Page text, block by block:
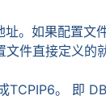
址。如果配置文
文件直接定义的
TCPIP6。 即